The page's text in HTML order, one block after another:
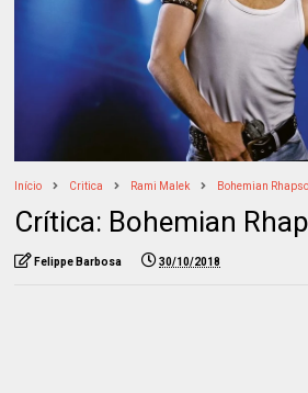
Início Critica Rami Malek Bohemian
Crítica: Bohemian
Felippe Barbosa 30/10/2018